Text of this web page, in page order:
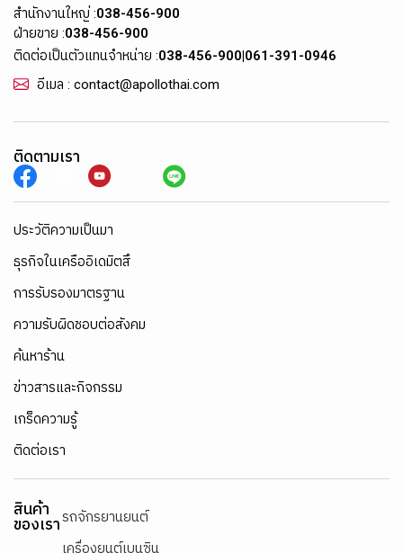
สำนักงานใหญ่ :038-456-900
ฝ่ายขาย :038-456-900
ติดต่อเป็นตัวแทนจำหน่าย :038-456-900|061-391-0946
อีเมล : contact@apollothai.com
ติดตามเรา
ประวัติความเป็นมา
ธุรกิจในเครืออิเดมิตสึ
การรับรองมาตรฐาน
ความรับผิดชอบต่อสังคม
ค้นหาร้าน
ข่าวสารและกิจกรรม
เกร็ดความรู้
ติดต่อเรา
สินค้า
ของเรารถจักรยานยนต์
เครื่องยนต์เบนซิน